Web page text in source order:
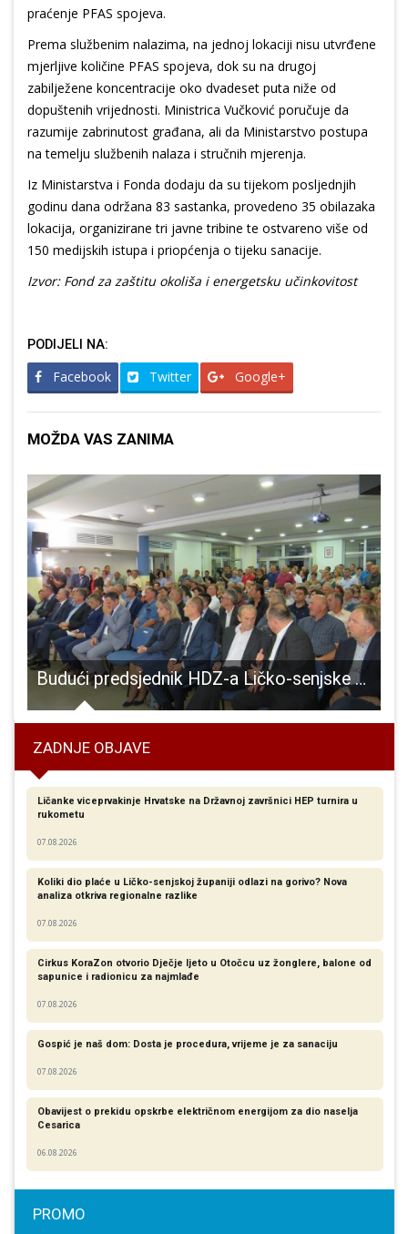
praćenje PFAS spojeva.
Prema službenim nalazima, na jednoj lokaciji nisu utvrđene
mjerljive količine PFAS spojeva, dok su na drugoj
zabilježene koncentracije oko dvadeset puta niže od
dopuštenih vrijednosti. Ministrica Vučković poručuje da
razumije zabrinutost građana, ali da Ministarstvo postupa
na temelju službenih nalaza i stručnih mjerenja.
Iz Ministarstva i Fonda dodaju da su tijekom posljednjih
godinu dana održana 83 sastanka, provedeno 35 obilazaka
lokacija, organizirane tri javne tribine te ostvareno više od
150 medijskih istupa i priopćenja o tijeku sanacije.
Izvor: Fond za zaštitu okoliša i energetsku učinkovitost
PODIJELI NA:
Facebook Twitter Google+
MOŽDA VAS ZANIMA
Budući predsjednik HDZ-a Ličko-senjske županije Marijan Kustić: “HDZ od nedjelje ide novim smjerom”!!!
ZADNJE OBJAVE
Ličanke viceprvakinje Hrvatske na Državnoj završnici HEP turnira u
rukometu
07.08.2026
Koliki dio plaće u Ličko-senjskoj županiji odlazi na gorivo? Nova
analiza otkriva regionalne razlike​
07.08.2026
Cirkus KoraZon otvorio Dječje ljeto u Otočcu uz žonglere, balone od
sapunice i radionicu za najmlađe
07.08.2026
Gospić je naš dom: Dosta je procedura, vrijeme je za sanaciju
07.08.2026
Obavijest o prekidu opskrbe električnom energijom za dio naselja
Cesarica
06.08.2026
PROMO